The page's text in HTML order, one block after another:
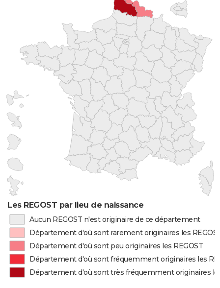
Les REGOST par lieu de naissance
Aucun REGOST n'est originaire de ce département
Département d'où sont rarement originaires les
Département d'où sont peu originaires les REGOST
Département d'où sont fréquemment originaires les
Département d'où sont très fréquemment originaires